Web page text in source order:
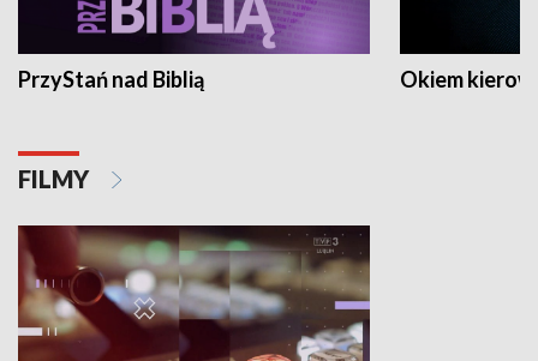
PrzyStań nad Biblią Okiem
FILMY